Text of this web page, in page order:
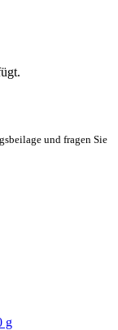
und fragen Sie
g